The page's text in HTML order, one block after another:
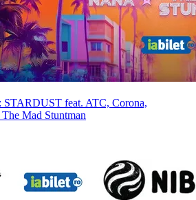
STARDUST feat. ATC, Corona,
Mad Stuntman